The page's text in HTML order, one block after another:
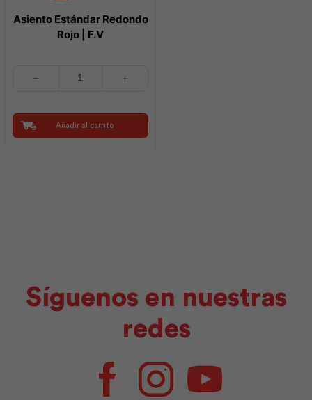
Asiento Estándar Redondo
Rojo | F.V
Rojo
F.V
Añadir al carrito
Síguenos en nuestras
redes
FacebookInstagramYoutube